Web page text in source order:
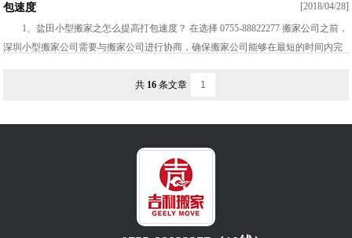
包速度
[2018/04/28]
1、盐田小型搬家之怎么提高打包速度？ 在选择 0755-88822277 搬家公司之前，
深圳小型搬家公司需要与搬家公司进行协商，确保搬家公司能够在最短的时间内完
共 16 条文章 1